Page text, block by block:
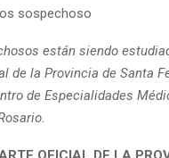
sospechoso
están siendo
de la Provincia de Santa
de Especialidades